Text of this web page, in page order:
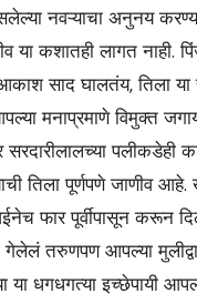
नवऱ्याचा अनुनय
या कशातही लागत नाही.
साद घालतंय, तिला या
मनाप्रमाणे विमुक्त
पलीकडेही
तिला पूर्णपणे जाणीव आहे.
फार पूर्वीपासून करून
तरुणपण आपल्या
या धगधगत्या इच्छेपायी